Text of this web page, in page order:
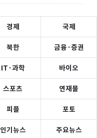
경제 국제
북한 금융·증권
IT·과학 바이오
스포츠 연재물
피플 포토
인기뉴스 주요뉴스